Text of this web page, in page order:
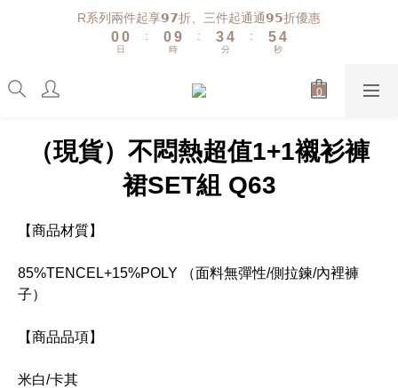
R系列兩件起享𝟵𝟳折、三件起通通𝟵𝟱折優惠
1
0
1
0
日
:
1
09
8
3
2
1
時
:
4
3
2
5
4
3
分
:
6
5
4
5
4
3
秒
（現貨）不悶熱超值1+1襯衫褲
裙SET組 Q63
【商品材質】
85%TENCEL+15%POLY （面料無彈性/側拉鍊/內裡褲
子）
【商品品項】
米白/卡其